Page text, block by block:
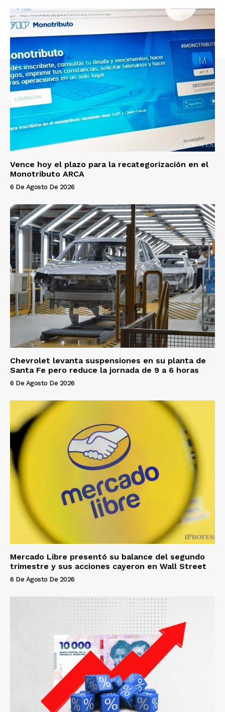
Vence hoy el plazo para la recategorización en el
Monotributo ARCA
6 De Agosto De 2026
Chevrolet levanta suspensiones en su planta de
Santa Fe pero reduce la jornada de 9 a 6 horas
6 De Agosto De 2026
Mercado Libre presentó su balance del segundo
trimestre y sus acciones cayeron en Wall Street
6 De Agosto De 2026